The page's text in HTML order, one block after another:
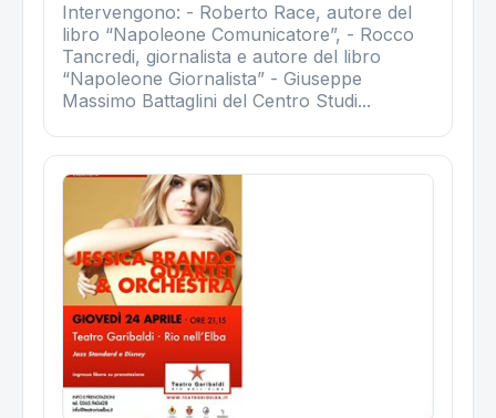
Intervengono: - Roberto Race, autore del
libro “Napoleone Comunicatore”, - Rocco
Tancredi, giornalista e autore del libro
“Napoleone Giornalista” - Giuseppe
Massimo Battaglini del Centro Studi...